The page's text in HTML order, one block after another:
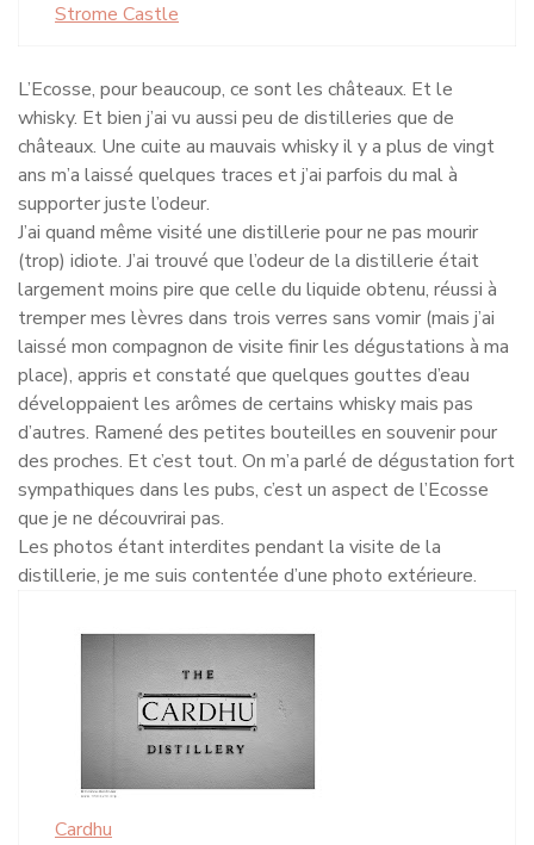
Strome Castle
L’Ecosse, pour beaucoup, ce sont les châteaux. Et le
whisky. Et bien j’ai vu aussi peu de distilleries que de
châteaux. Une cuite au mauvais whisky il y a plus de vingt
ans m’a laissé quelques traces et j’ai parfois du mal à
supporter juste l’odeur.
J’ai quand même visité une distillerie pour ne pas mourir
(trop) idiote. J’ai trouvé que l’odeur de la distillerie était
largement moins pire que celle du liquide obtenu, réussi à
tremper mes lèvres dans trois verres sans vomir (mais j’ai
laissé mon compagnon de visite finir les dégustations à ma
place), appris et constaté que quelques gouttes d’eau
développaient les arômes de certains whisky mais pas
d’autres. Ramené des petites bouteilles en souvenir pour
des proches. Et c’est tout. On m’a parlé de dégustation fort
sympathiques dans les pubs, c’est un aspect de l’Ecosse
que je ne découvrirai pas.
Les photos étant interdites pendant la visite de la
distillerie, je me suis contentée d’une photo extérieure.
Cardhu